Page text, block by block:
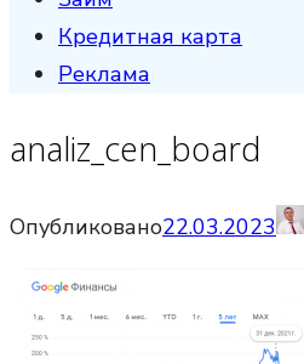
Кредитная карта
Реклама
analiz_cen_board
Опубликовано22.03.2023